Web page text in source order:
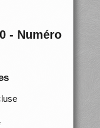
- Numéro